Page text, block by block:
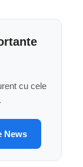
cu cele
News